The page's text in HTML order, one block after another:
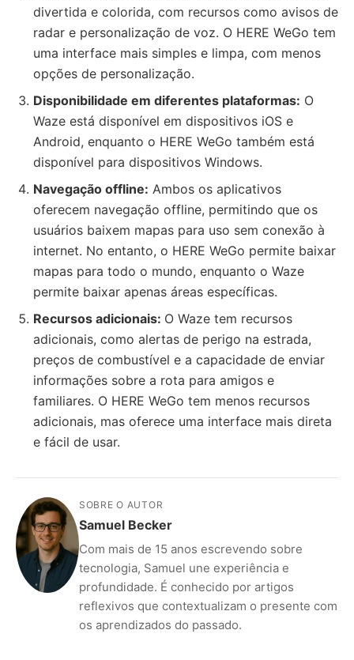
divertida e colorida, com recursos como avisos de
radar e personalização de voz. O HERE WeGo tem
uma interface mais simples e limpa, com menos
opções de personalização.
Disponibilidade em diferentes plataformas: O
Waze está disponível em dispositivos iOS e
Android, enquanto o HERE WeGo também está
disponível para dispositivos Windows.
Navegação offline: Ambos os aplicativos
oferecem navegação offline, permitindo que os
usuários baixem mapas para uso sem conexão à
internet. No entanto, o HERE WeGo permite baixar
mapas para todo o mundo, enquanto o Waze
permite baixar apenas áreas específicas.
Recursos adicionais: O Waze tem recursos
adicionais, como alertas de perigo na estrada,
preços de combustível e a capacidade de enviar
informações sobre a rota para amigos e
familiares. O HERE WeGo tem menos recursos
adicionais, mas oferece uma interface mais direta
e fácil de usar.
SOBRE O AUTOR
Samuel Becker
Com mais de 15 anos escrevendo sobre
tecnologia, Samuel une experiência e
profundidade. É conhecido por artigos
reflexivos que contextualizam o presente com
os aprendizados do passado.